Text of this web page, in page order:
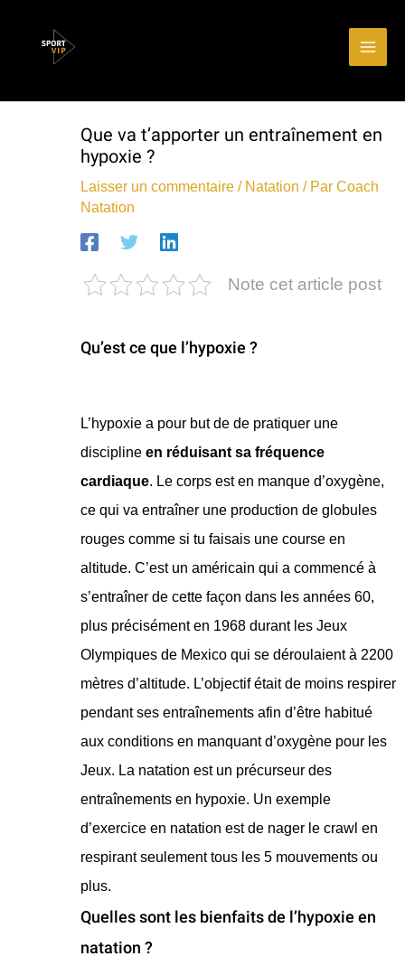
Que va t’apporter un entraînement en
hypoxie ?
Laisser un commentaire / Natation / Par Coach
Natation
Note cet article post
Qu’est ce que l’hypoxie ?
L’hypoxie a pour but de de pratiquer une
discipline en réduisant sa fréquence
cardiaque. Le corps est en manque d’oxygène,
ce qui va entraîner une production de globules
rouges comme si tu faisais une course en
altitude. C’est un américain qui a commencé à
s’entraîner de cette façon dans les années 60,
plus précisément en 1968 durant les Jeux
Olympiques de Mexico qui se déroulaient à 2200
mètres d’altitude. L’objectif était de moins respirer
pendant ses entraînements afin d’être habitué
aux conditions en manquant d’oxygène pour les
Jeux. La natation est un précurseur des
entraînements en hypoxie. Un exemple
d’exercice en natation est de nager le crawl en
respirant seulement tous les 5 mouvements ou
plus.
Quelles sont les bienfaits de l’hypoxie en
natation ?